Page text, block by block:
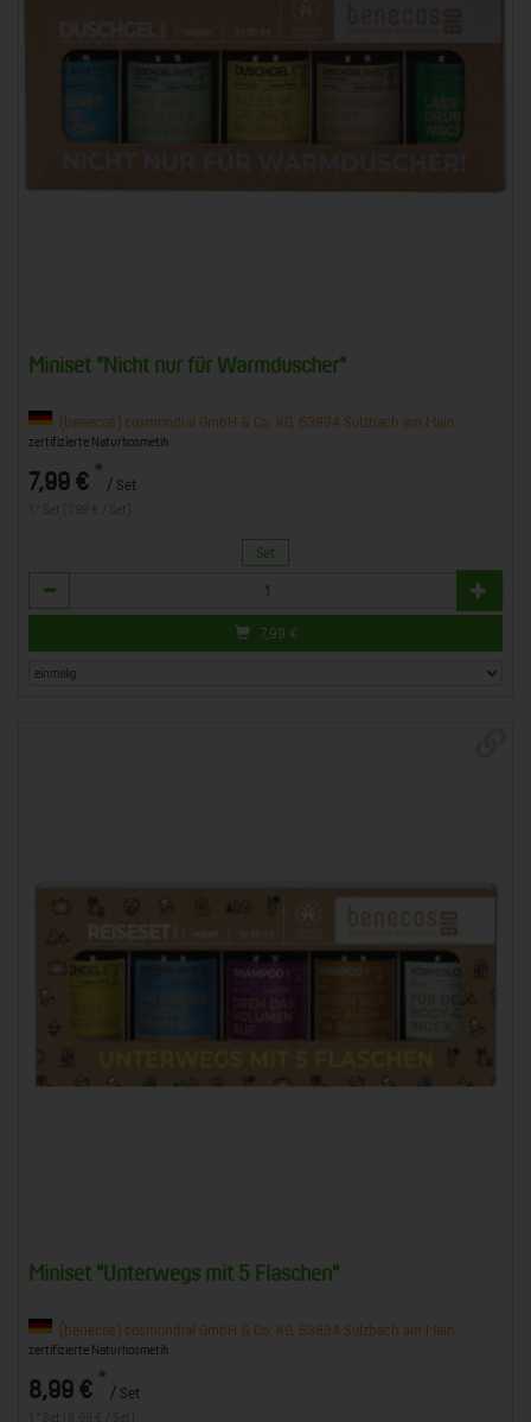
Miniset "Nicht nur für Warmduscher"
(benecos) cosmondial GmbH & Co. KG, 63834 Sulzbach am Main
zertifizierte Naturkosmetik
7,99 € * / Set
Set
Anzahl
7,99 €
Miniset "Unterwegs mit 5 Flaschen"
(benecos) cosmondial GmbH & Co. KG, 63834 Sulzbach am Main
zertifizierte Naturkosmetik
8,99 € * / Set